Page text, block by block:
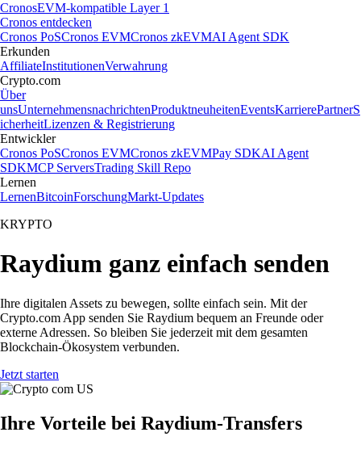
CronosEVM-kompatible Layer 1
Cronos entdecken
Cronos PoSCronos EVMCronos zkEVMAI Agent SDK
Erkunden
AffiliateInstitutionenVerwahrung
Crypto.com
Über
unsUnternehmensnachrichtenProduktneuheitenEventsKarrierePartnerS
icherheitLizenzen & Registrierung
Entwickler
Cronos PoSCronos EVMCronos zkEVMPay SDKAI Agent
SDKMCP ServersTrading Skill Repo
Lernen
LernenBitcoinForschungMarkt-Updates
KRYPTO
Raydium ganz einfach senden
Ihre digitalen Assets zu bewegen, sollte einfach sein. Mit der
Crypto.com App senden Sie Raydium bequem an Freunde oder
externe Adressen. So bleiben Sie jederzeit mit dem gesamten
Blockchain-Ökosystem verbunden.
Jetzt starten
Ihre Vorteile bei Raydium-Transfers